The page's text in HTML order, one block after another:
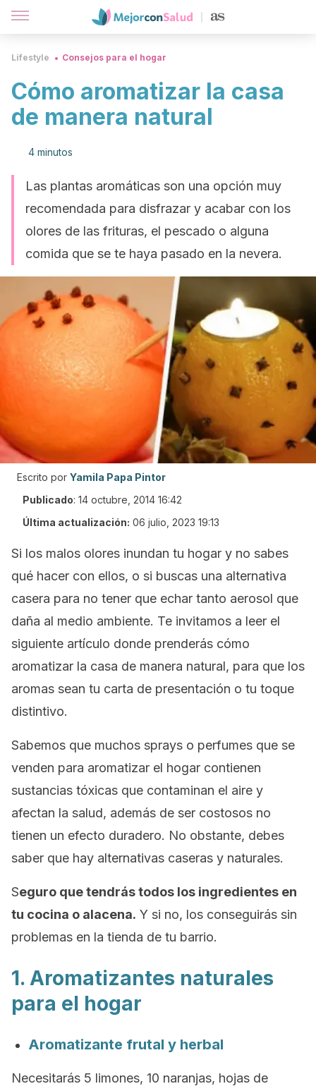
Lifestyle Consejos para el hogar
Cómo aromatizar la casa
de manera natural
4 minutos
Las plantas aromáticas son una opción muy
recomendada para disfrazar y acabar con los
olores de las frituras, el pescado o alguna
comida que se te haya pasado en la nevera.
Escrito por Yamila Papa Pintor
Publicado: 14 octubre, 2014 16:42
Última actualización: 06 julio, 2023 19:13
Si los malos olores inundan tu hogar y no sabes
qué hacer con ellos, o si buscas una alternativa
casera para no tener que echar tanto aerosol que
daña al medio ambiente. Te invitamos a leer el
siguiente artículo donde prenderás cómo
aromatizar la casa de manera natural, para que los
aromas sean tu carta de presentación o tu toque
distintivo.
Sabemos que muchos sprays o perfumes que se
venden para aromatizar el hogar contienen
sustancias tóxicas que contaminan el aire y
afectan la salud, además de ser costosos no
tienen un efecto duradero. No obstante, debes
saber que hay alternativas caseras y naturales.
Seguro que tendrás todos los ingredientes en
tu cocina o alacena. Y si no, los conseguirás sin
problemas en la tienda de tu barrio.
1. Aromatizantes naturales
para el hogar
Aromatizante frutal y herbal
Necesitarás 5 limones, 10 naranjas, hojas de